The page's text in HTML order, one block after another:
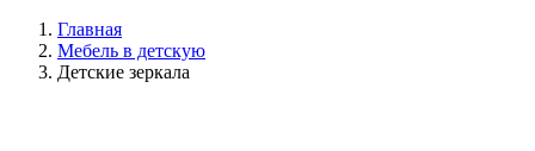
Главная
Мебель в детскую
Детские зеркала